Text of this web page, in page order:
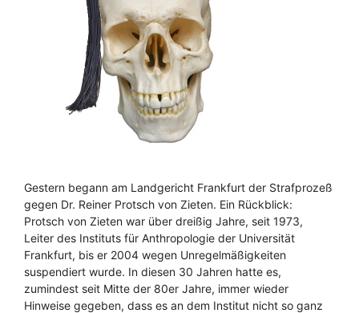
Gestern begann am Landgericht Frankfurt der Strafprozeß
gegen Dr. Reiner Protsch von Zieten. Ein Rückblick:
Protsch von Zieten war über dreißig Jahre, seit 1973,
Leiter des Instituts für Anthropologie der Universität
Frankfurt, bis er 2004 wegen Unregelmäßigkeiten
suspendiert wurde. In diesen 30 Jahren hatte es,
zumindest seit Mitte der 80er Jahre, immer wieder
Hinweise gegeben, dass es an dem Institut nicht so ganz